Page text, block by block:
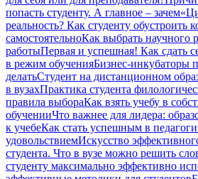
попасть студенту. А главное – зачем
реальность? Как студенту обустроить
самостоятельноКак выбрать научного
работыПервая и успешная! Как сдать
в режим обученияБизнес-инкубаторы
делатьСтудент на дистанционном
в вузахПрактика студента
правила выбораКак взять учебу в
обученииЧто важнее для лидера:
к учебеКак стать успешным в
удовольствиемИскусство
студента. Что в вузе можно решить
студенту максимально эффективно